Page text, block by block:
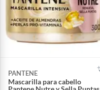
PANTENE
Mascarilla para cabello